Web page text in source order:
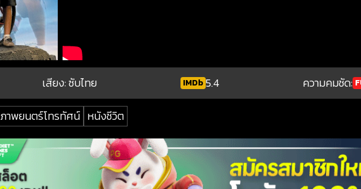
เสียง: ซับไทย IMDb5.4 ความคมชัด:
ภาพยนตร์โทรทัศน์ หนังชีวิต